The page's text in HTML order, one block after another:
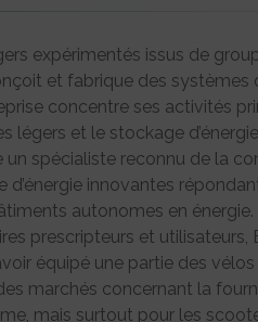
expérimentés issus de
et fabrique des systèmes
concentre ses activités
légers et le stockage
un spécialiste reconnu de la
innovantes
autonomes en énergie.
prescripteurs et utilisateurs,
équipé une partie des
marchés concernant la
mais surtout pour les